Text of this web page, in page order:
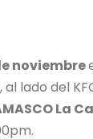
noviembre
lado del
La